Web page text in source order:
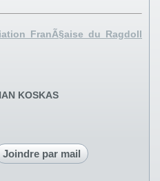
FranÃ§aise du Ragdoll
KOSKAS
Joindre par mail